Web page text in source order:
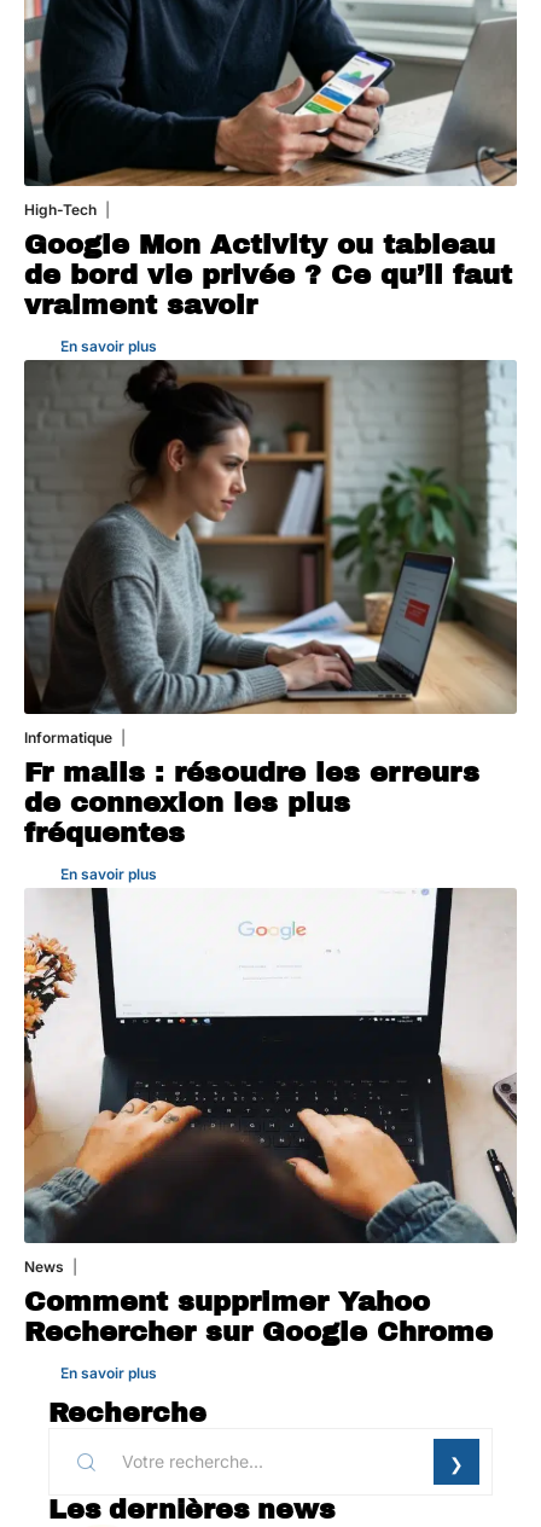
High-Tech
Google Mon Activity ou tableau
de bord vie privée ? Ce qu’il faut
vraiment savoir
En savoir plus
Informatique
Fr mails : résoudre les erreurs
de connexion les plus
fréquentes
En savoir plus
News
Comment supprimer Yahoo
Rechercher sur Google Chrome
En savoir plus
Recherche
Les dernières news